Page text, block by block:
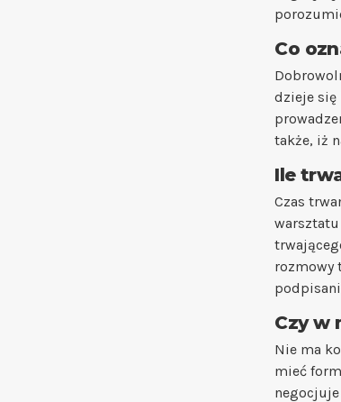
Co
dzieje się
także, iż
Ile
Czas
rozmowy
Czy w
Nie ma
mieć